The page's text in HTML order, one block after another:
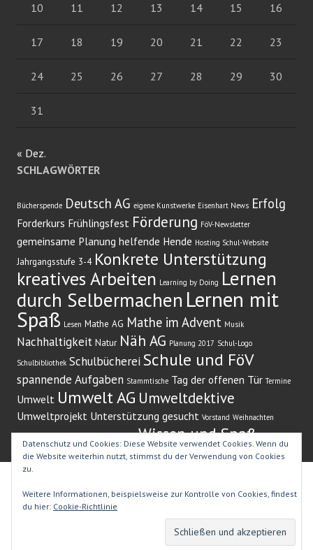
10 11 12 13 14 15 16
17 18 19 20 21 22 23
24 25 26 27 28 29 30
31
« Dez.
SCHLAGWÖRTER
Bücherspende Deutsch AG eigene Kunstwerke Eisenhart News Erfolg
Forderkurs Frühlingsfest Förderung FöV-Newsletter
gemeinsame Planung helfende Hende Hosting Schul-Website
Jahrgangsstufe 3-4 Konkrete Unterstützung
kreatives Arbeiten Learning by Doing Lernen
durch Selbermachen Lernen mit
Spaß Lesen Mathe AG Mathe im Advent Musik
Nachhaltigkeit Natur Näh AG Planung 2017 Schul-Logo
Schulbibliothek Schulbücherei Schule und FöV
spannende Aufgaben Stammtische Tag der offenen Tür Termine
Umwelt Umwelt AG Umweltdektive
Umweltprojekt Unterstützung gesucht Vorstand Weihnachten
Wissen und Spaß
Stolz präsentiert von WordPress
Theme: Edin von
WordPress.com.
DATENSCHUTZ
Datenschutz und Cookies: Diese Website verwendet Cookies. Wenn du
die Website weiterhin nutzt, stimmst du der Verwendung von Cookies
zu.
Weitere Informationen, beispielsweise zur Kontrolle von Cookies, findest
du hier: Cookie-Richtlinie